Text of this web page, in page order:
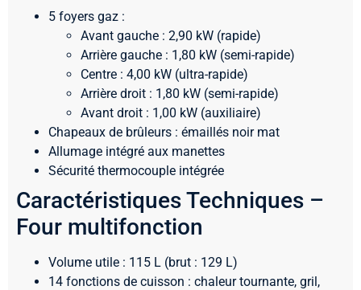
5 foyers gaz :
Avant gauche : 2,90 kW (rapide)
Arrière gauche : 1,80 kW (semi-rapide)
Centre : 4,00 kW (ultra-rapide)
Arrière droit : 1,80 kW (semi-rapide)
Avant droit : 1,00 kW (auxiliaire)
Chapeaux de brûleurs : émaillés noir mat
Allumage intégré aux manettes
Sécurité thermocouple intégrée
Caractéristiques Techniques –
Four multifonction
Volume utile : 115 L (brut : 129 L)
14 fonctions de cuisson : chaleur tournante, gril,